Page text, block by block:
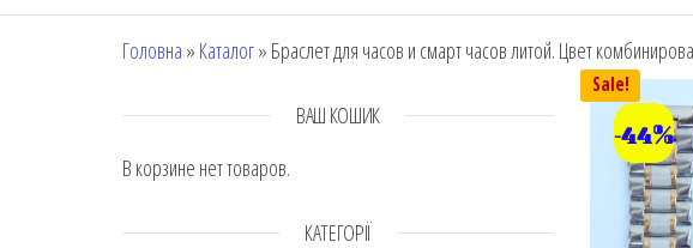
Головна » Каталог» Браслет для часов и смарт часов литой. Цвет
ВАШ КОШИК
В корзине нет товаров.
КАТЕГОРІЇ
Sale!
-44%